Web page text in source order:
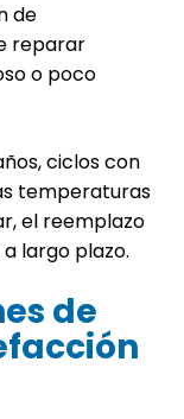
de
reparar
o poco
ciclos con
temperaturas
el reemplazo
largo plazo.
de